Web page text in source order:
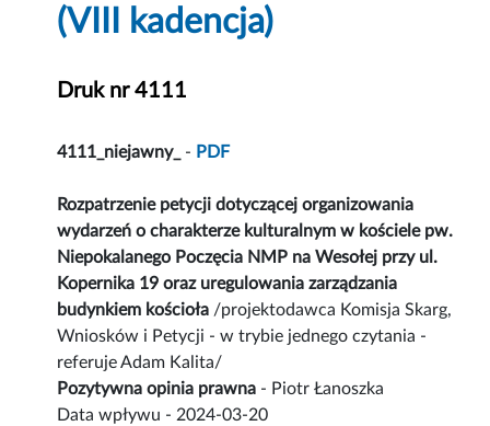
(VIII kadencja)
Druk nr 4111
4111_niejawny_ - PDF
Rozpatrzenie petycji dotyczącej organizowania
wydarzeń o charakterze kulturalnym w kościele pw.
Niepokalanego Poczęcia NMP na Wesołej przy ul.
Kopernika 19 oraz uregulowania zarządzania
budynkiem kościoła /projektodawca Komisja Skarg,
Wniosków i Petycji - w trybie jednego czytania -
referuje Adam Kalita/
Pozytywna opinia prawna - Piotr Łanoszka
Data wpływu - 2024-03-20